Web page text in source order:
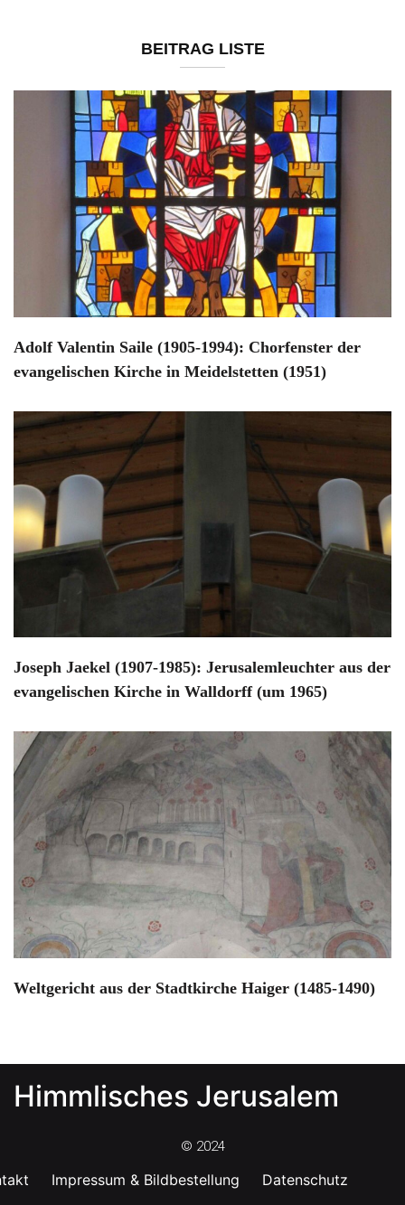
BEITRAG LISTE
Adolf Valentin Saile (1905-1994): Chorfenster der
evangelischen Kirche in Meidelstetten (1951)
Joseph Jaekel (1907-1985): Jerusalemleuchter aus der
evangelischen Kirche in Walldorff (um 1965)
Weltgericht aus der Stadtkirche Haiger (1485-1490)
Himmlisches Jerusalem
© 2024
Impressum & Bildbestellung Datenschutz